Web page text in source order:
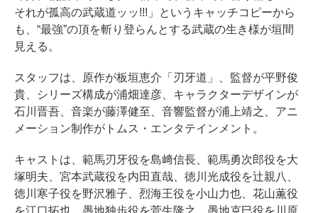
それが孤高の武蔵道ッッ!!!」というキャッチコピーから
も、“最強”の頂を斬り登らんとする武蔵の生き様が垣間
見える。
スタッフは、原作が板垣恵介「刃牙道」、監督が平野俊
貴、シリーズ構成が浦畑達彦、キャラクターデザインが
石川晋吾、音楽が藤澤健至、音響監督が浦上靖之、アニ
メーション制作がトムス・エンタテインメント。
キャストは、範馬刃牙役を島﨑信長、範馬勇次郎役を大
塚明夫、宮本武蔵役を内田直哉、徳川光成役を辻親八、
徳川寒子役を野沢雅子、烈海王役を小山力也、花山薫役
を江口拓也、愚地独歩役を菅生隆之、愚地克巳役を川原